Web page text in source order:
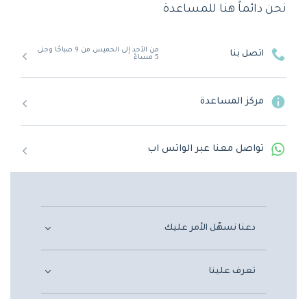
نحن دائماً هنا للمساعدة
اتصل بنا
من الأحد إلى الخميس من 9 صباحًا وحتى
5 مساءً
مركز المساعدة
تواصل معنا عبر الواتس اب
دعنا نسهّل الأمر عليك
تعرف علينا